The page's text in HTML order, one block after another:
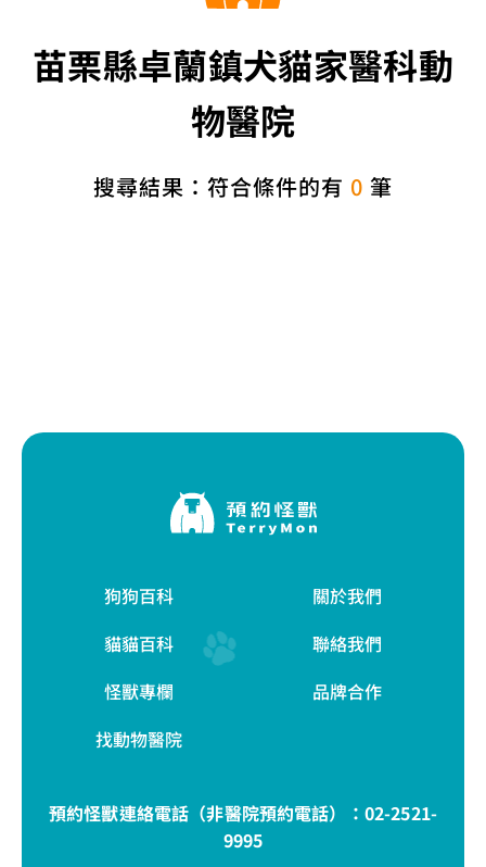
苗栗縣卓蘭鎮犬貓家醫科動
物醫院
搜尋結果：符合條件的有 0 筆
狗狗百科
貓貓百科
怪獸專欄
找動物醫院
關於我們
聯絡我們
品牌合作
預約怪獸連絡電話（非醫院預約電話）： 02-2521-
9995